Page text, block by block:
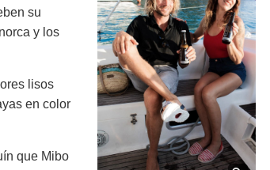
su
y los
lisos
en color
que Mibo